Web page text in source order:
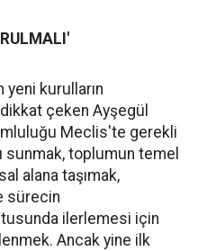
kurulların
çeken Ayşegül
Meclis'te gerekli
sunmak, toplumun temel
alana taşımak,
sürecin
ilerlemesi için
Ancak yine ilk